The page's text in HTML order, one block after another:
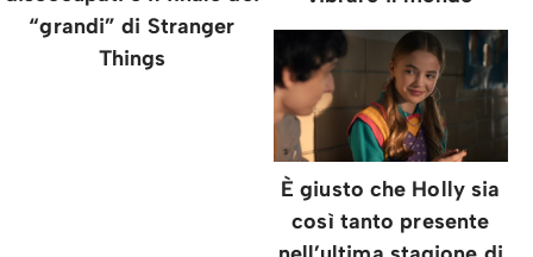
“grandi” di Stranger
Things
È giusto che Holly sia
così tanto presente